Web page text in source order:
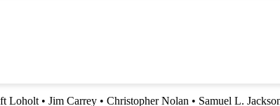
Loholt • Jim Carrey • Christopher Nolan • Samuel L.